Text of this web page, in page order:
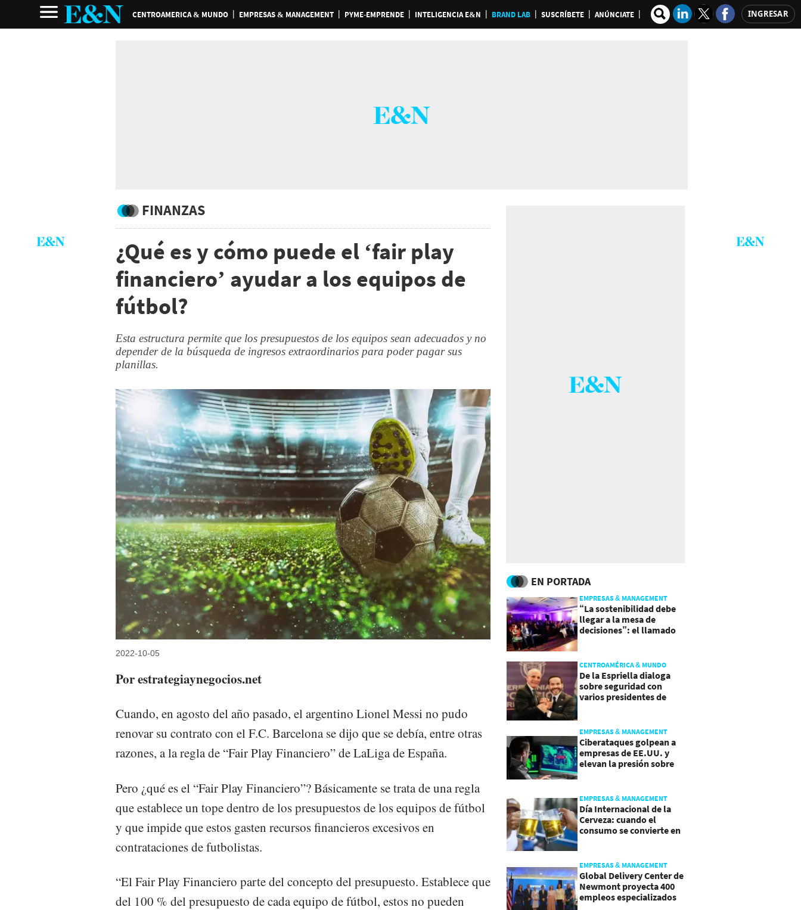
CENTROAMERICA & MUNDO EMPRESAS & MANAGEMENT PYME-EMPRENDE INTELIGENCIA E&N BRAND LAB SUSCRÍBETE ANÚNCIATE INGRESAR
FINANZAS
¿Qué es y cómo puede el ‘fair play
financiero’ ayudar a los equipos de
fútbol?
Esta estructura permite que los presupuestos de los equipos sean adecuados y no
depender de la búsqueda de ingresos extraordinarios para poder pagar sus
planillas.
2022-10-05
Por estrategiaynegocios.net
Cuando, en agosto del año pasado, el argentino Lionel Messi no pudo
renovar su contrato con el F.C. Barcelona se dijo que se debía, entre otras
razones, a la regla de “Fair Play Financiero” de LaLiga de España.
Pero ¿qué es el “Fair Play Financiero”? Básicamente se trata de una regla
que establece un tope dentro de los presupuestos de los equipos de fútbol
y que impide que estos gasten recursos financieros excesivos en
contrataciones de futbolistas.
“El Fair Play Financiero parte del concepto del presupuesto. Establece que
del 100 % del presupuesto de cada equipo de fútbol, estos no pueden
EN PORTADA
EMPRESAS & MANAGEMENT
“La sostenibilidad debe
llegar a la mesa de
decisiones”: el llamado
CENTROAMÉRICA & MUNDO
De la Espriella dialoga
sobre seguridad con
varios presidentes de
EMPRESAS & MANAGEMENT
Ciberataques golpean a
empresas de EE.UU. y
elevan la presión sobre
EMPRESAS & MANAGEMENT
Día Internacional de la
Cerveza: cuando el
consumo se convierte en
EMPRESAS & MANAGEMENT
Global Delivery Center de
Newmont proyecta 400
empleos especializados